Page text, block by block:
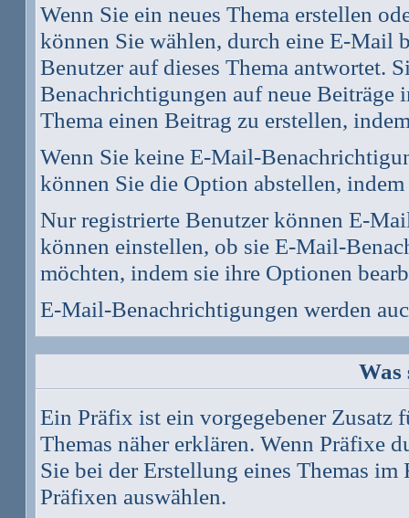
Wenn Sie ein neues Thema erstellen
können Sie wählen, durch eine E-Mail
Benutzer auf dieses Thema antwortet.
Benachrichtigungen auf neue Beiträge
Thema einen Beitrag zu erstellen,
Wenn Sie keine E-Mail-
können Sie die Option abstellen,
Nur registrierte Benutzer können E-
können einstellen, ob sie E-Mail-
möchten, indem sie ihre Optionen
E-Mail-Benachrichtigungen werden
Was
Ein Präfix ist ein vorgegebener Zusatz
Themas näher erklären. Wenn Präfixe
Sie bei der Erstellung eines Themas
Präfixen auswählen.